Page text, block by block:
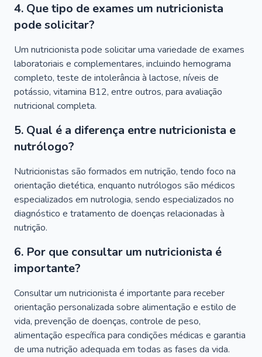
4. Que tipo de exames um nutricionista
pode solicitar?
Um nutricionista pode solicitar uma variedade de exames
laboratoriais e complementares, incluindo hemograma
completo, teste de intolerância à lactose, níveis de
potássio, vitamina B12, entre outros, para avaliação
nutricional completa.
5. Qual é a diferença entre nutricionista e
nutrólogo?
Nutricionistas são formados em nutrição, tendo foco na
orientação dietética, enquanto nutrólogos são médicos
especializados em nutrologia, sendo especializados no
diagnóstico e tratamento de doenças relacionadas à
nutrição.
6. Por que consultar um nutricionista é
importante?
Consultar um nutricionista é importante para receber
orientação personalizada sobre alimentação e estilo de
vida, prevenção de doenças, controle de peso,
alimentação específica para condições médicas e garantia
de uma nutrição adequada em todas as fases da vida.